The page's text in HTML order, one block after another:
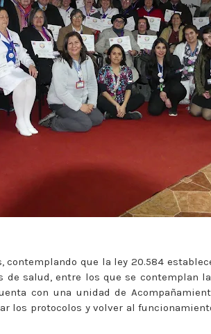
que la ley 20.584
de salud, entre los que se contemplan
con una unidad de
los protocolos y volver al